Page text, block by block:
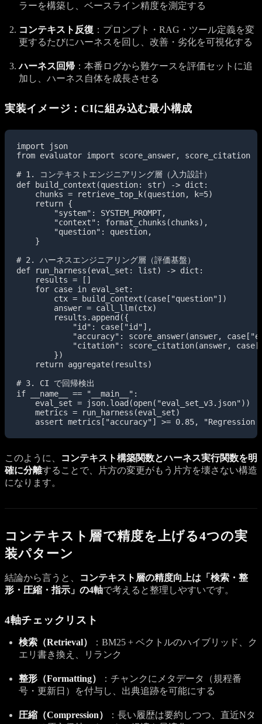
ラーを構築し、ベースライン精度を測定する
コンテキスト反復 ：プロンプト・RAG・ツール定義を変
更するたびにハーネスを回し、改善・劣化を可視化する
ハーネス回帰 ：本番ログから難ケースを評価セットに追
加し、ハーネス自体を成長させる
実装イメージ：CIに組み込む最小構成
import json
from evaluator import score_answer, score_citation
# 1. コンテキストエンジニアリング層（入力設計）
def build_context(question: str) -> dict:
    chunks = retrieve_top_k(question, k=5)
    return {
        "system": SYSTEM_PROMPT,
        "context": format_chunks(chunks),
        "question": question,
    }
# 2. ハーネスエンジニアリング層（評価基盤）
def run_harness(eval_set: list) -> dict:
    results = []
    for case in eval_set:
        ctx = build_context(case["question"])
        answer = call_llm(ctx)
        results.append({
            "id": case["id"],
"accuracy": score_answer(answer,
"citation": score_citation(answer,
        })
    return aggregate(results)
# 3. CI で回帰検出
if __name__ == "__main__":
    eval_set = json.load(open("eval_set_v3.json"))
    metrics = run_harness(eval_set)
このように、
コンテキスト構築関数とハーネス実行関数を明
確に分離することで、片方の変更がもう片方を壊さない構造
になります。
コンテキスト層で精度を上げる4つの実
装パターン
結論から言うと、
コンテキスト層の精度向上は「検索・整
形・圧縮・指示」の4軸で考えると整理しやすいです。
4軸チェックリスト
検索（Retrieval）
：BM25 + ベクトルのハイブリッド、ク
エリ書き換え、リランク
整形（Formatting）
：チャンクにメタデータ（規程番
号・更新日）を付与し、出典追跡を可能にする
圧縮（Compression）
：長い履歴は要約しつつ、直近Nタ